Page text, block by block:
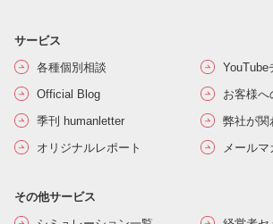
サービス
各種個別相談
YouTube
Official Blog
お客様へ
季刊 humanletter
弊社が関
オリジナルレポート
メールマ
その他サービス